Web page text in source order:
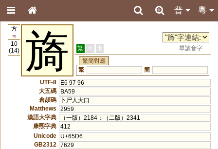
粵
普
方
70
10
(14)
旖 繁 簡 港
單讀音字
繁簡對應
繁
簡
UTF-8
E6 97 96
大五碼
BA59
倉頡碼
卜尸人大口
Matthews
2959
漢語大字典
（一版）2184；（二版）2341
康熙字典 412
Unicode
U+65D6
GB2312
7629